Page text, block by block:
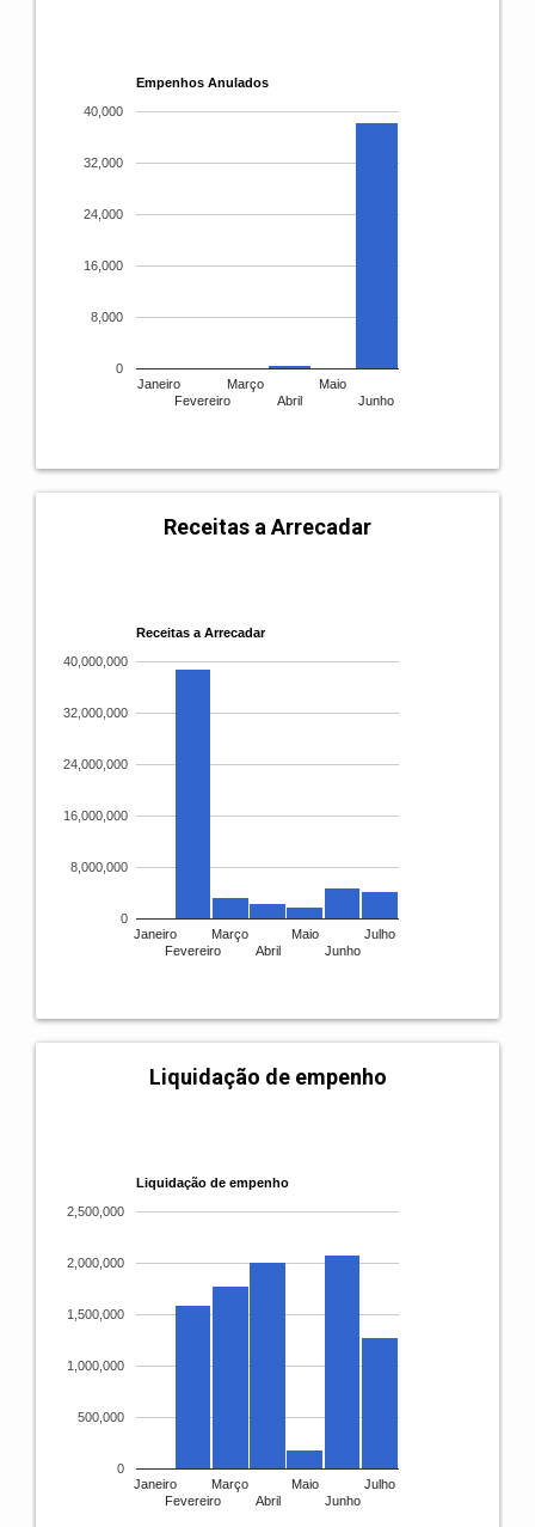
Empenhos Anulados
Janeiro
Fevereiro
Março
Abril
Maio
Junho
0
8,000
16,000
24,000
32,000
40,000
Receitas a Arrecadar
Receitas a Arrecadar
Janeiro
Fevereiro
Março
Abril
Maio
Junho
Julho
0
8,000,000
16,000,000
24,000,000
32,000,000
40,000,000
Liquidação de empenho
Liquidação de empenho
Janeiro
Fevereiro
Março
Abril
Maio
Junho
Julho
0
500,000
1,000,000
1,500,000
2,000,000
2,500,000